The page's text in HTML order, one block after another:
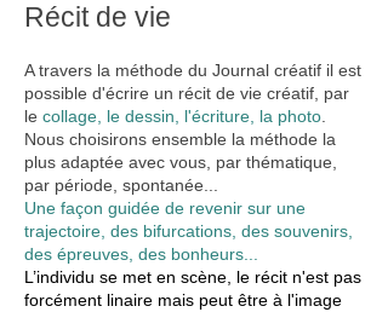
Récit de vie
A travers la méthode du Journal créatif il est
possible d'écrire un récit de vie créatif, par
le collage, le dessin, l'écriture, la photo
Nous choisirons ensemble la méthode la
plus adaptée avec vous, par thématique,
par période, spontanée...
Une façon guidée de revenir sur une
trajectoire, des bifurcations, des souvenirs,
des épreuves, des bonheurs...
L’individu se met en scène, le récit n'est pas
forcément linaire mais peut être à l'image